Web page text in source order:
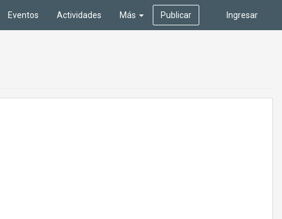
Ingresar
Eventos Actividades Más Publicar